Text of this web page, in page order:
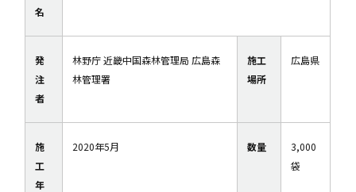
名
発
注
者
林野庁 近畿中国森林管理局 広島森
林管理署
施工
場所
広島県
施
工
年
2020年5月 数量
3,000
袋